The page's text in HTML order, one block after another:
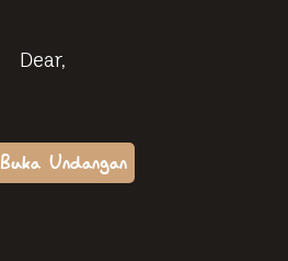
Dear,
Buka Undangan